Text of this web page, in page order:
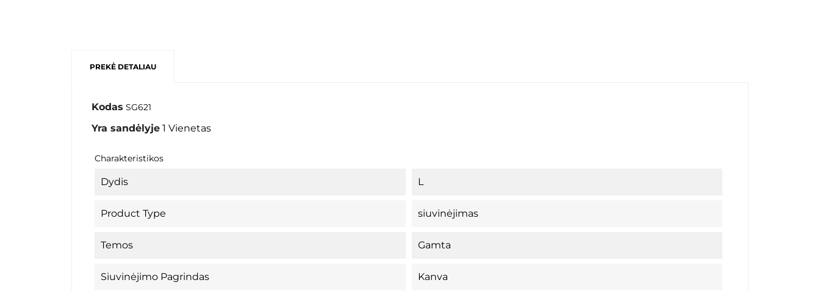
PREKĖ DETALIAU
Kodas SG621
Yra sandėlyje 1 Vienetas
Charakteristikos
Dydis L
Product Type siuvinėjimas
Temos Gamta
Siuvinėjimo Pagrindas Kanva